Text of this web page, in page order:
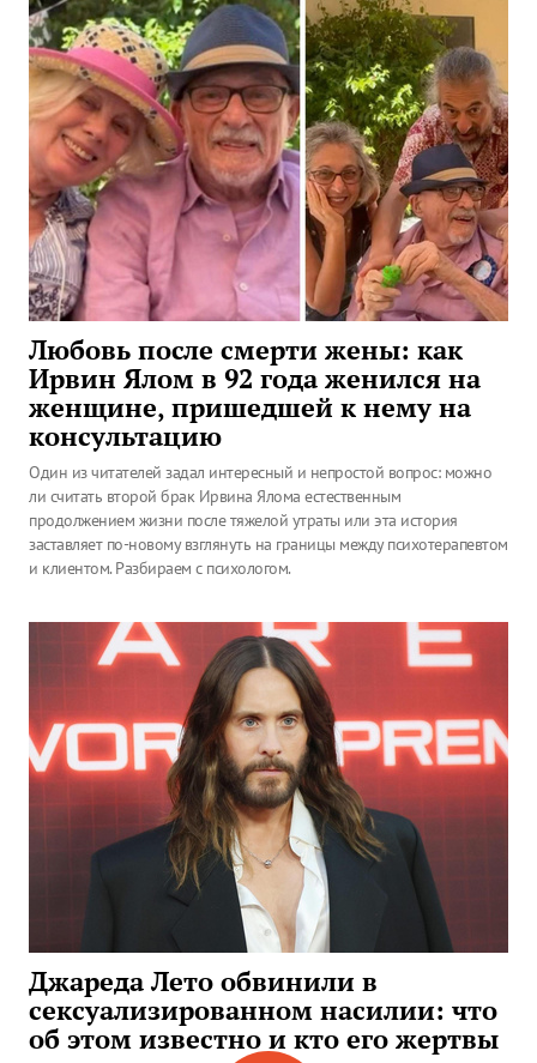
Любовь после смерти жены: как
Ирвин Ялом в 92 года женился на
женщине, пришедшей к нему на
консультацию
Один из читателей задал интересный и непростой вопрос: можно
ли считать второй брак Ирвина Ялома естественным
продолжением жизни после тяжелой утраты или эта история
заставляет по-новому взглянуть на границы между психотерапевтом
и клиентом. Разбираем с психологом.
Джареда Лето обвинили в
сексуализированном насилии: что
об этом известно и кто его жертвы